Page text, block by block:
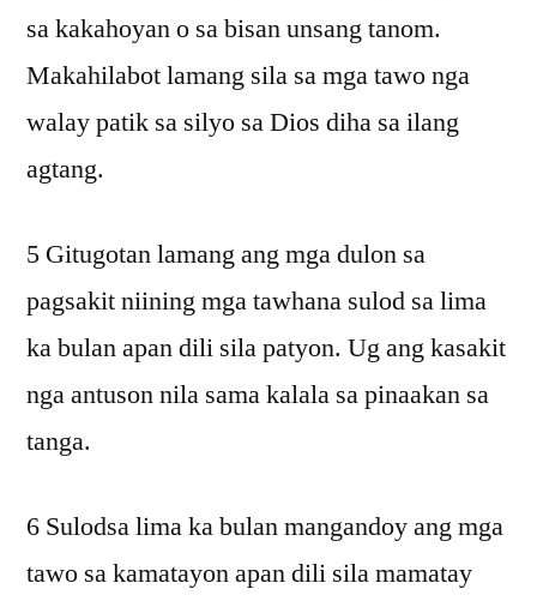
sa kakahoyan o sa bisan unsang tanom.
Makahilabot lamang sila sa mga tawo nga
walay patik sa silyo sa Dios diha sa ilang
agtang.
5 Gitugotan lamang ang mga dulon sa
pagsakit niining mga tawhana sulod sa lima
ka bulan apan dili sila patyon. Ug ang kasakit
nga antuson nila sama kalala sa pinaakan sa
tanga.
6 Sulodsa lima ka bulan mangandoy ang mga
tawo sa kamatayon apan dili sila mamatay